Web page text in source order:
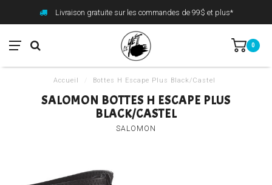
Livraison gratuite sur les commandes de 99$ et plus*
0
Accueil Bottes H Escape Plus Black/Castel
SALOMON BOTTES H ESCAPE PLUS
BLACK/CASTEL
SALOMON